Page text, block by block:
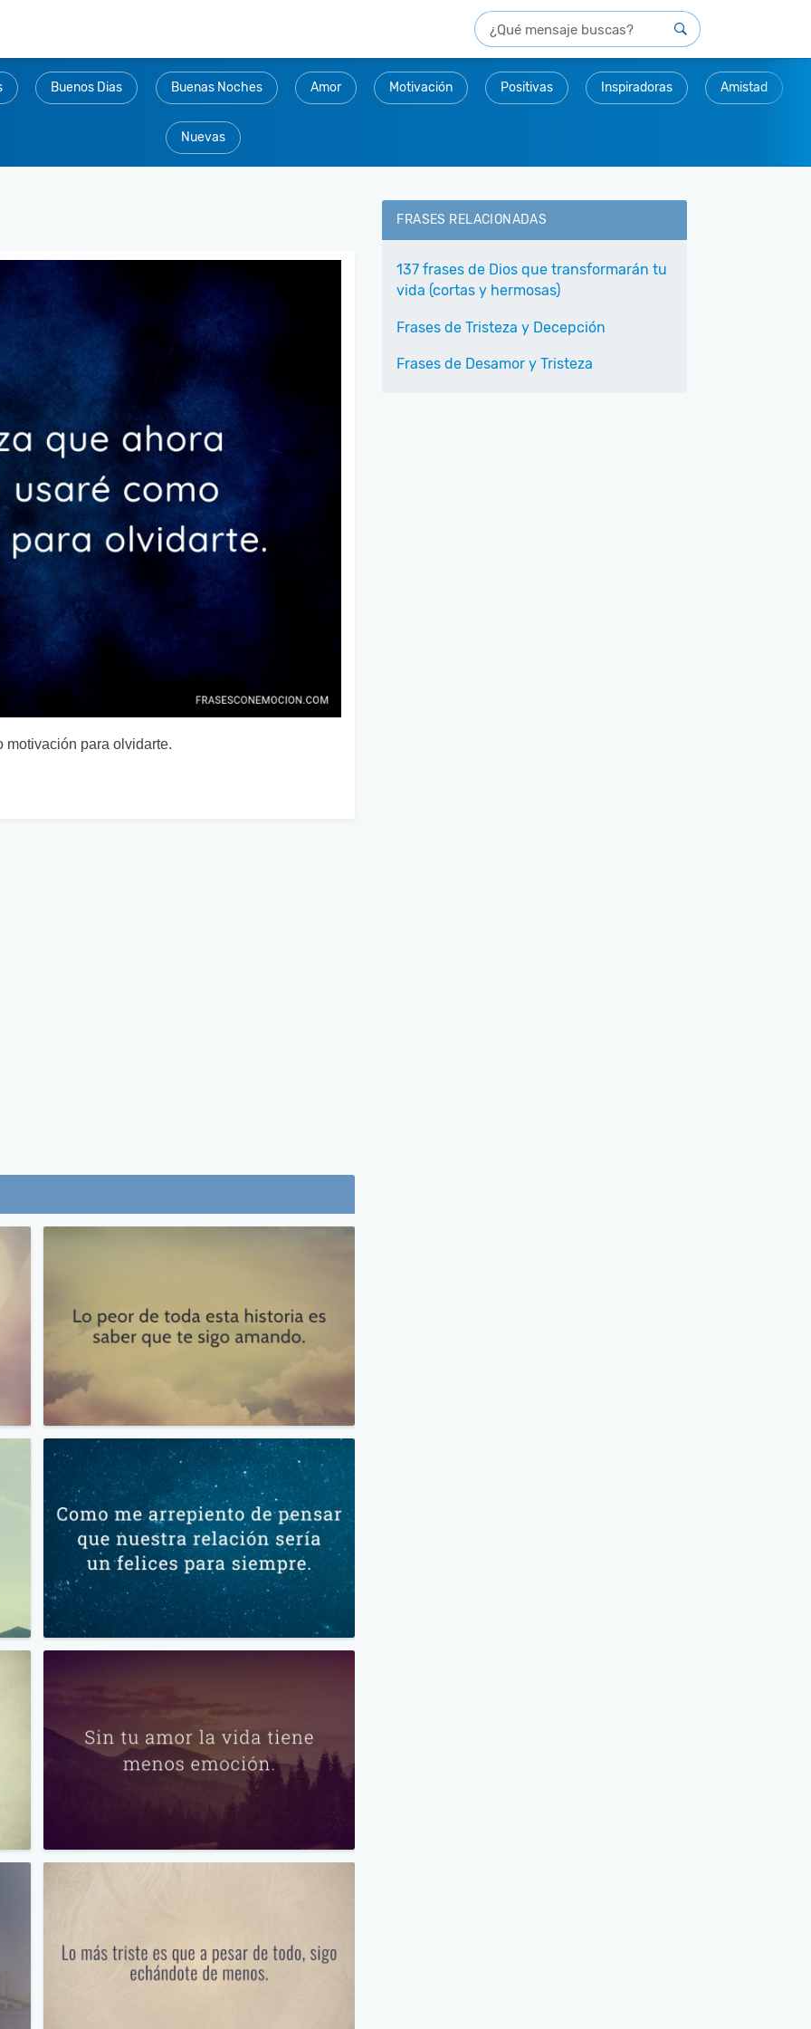
Buenos Dias Buenas Noches Amor Motivación Positivas Inspiradoras Amistad
Nuevas
motivación para olvidarte.
FRASES RELACIONADAS
137 frases de Dios que transformarán tu
vida (cortas y hermosas)
Frases de Tristeza y Decepción
Frases de Desamor y Tristeza